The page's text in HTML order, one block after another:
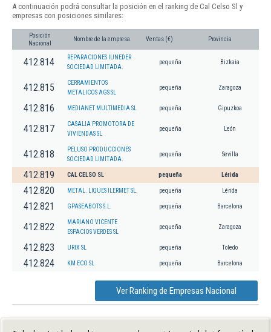
A continuación podrá consultar la posición en el ranking de Cal Celso Sl y
empresas con posiciones similares:
Posición
Nacional
Nombre de la empresa Ventas (€) Provincia
412.814
REPARACIONES IUNEDER
SOCIEDAD LIMITADA.
pequeña Bizkaia
412.815
CERRAMIENTOS
METALICOS AGS SL
pequeña Zaragoza
412.816 MEDIANET MULTIMEDIA SL pequeña Gipuzkoa
412.817
CASALIA PROMOTORA DE
VIVIENDAS SL
pequeña León
412.818
PELUSO PRODUCCIONES
SOCIEDAD LIMITADA.
pequeña Sevilla
412.819 CAL CELSO SL pequeña Lérida
412.820 METAL. LIQUES ILERMET SL. pequeña Lérida
412.821 GPASEABOTS S.L. pequeña Barcelona
412.822
MARIANO VICENTE
ESPACIOS VERDES SL
pequeña Zaragoza
412.823 URIX SL pequeña Toledo
412.824 KM ECO SL pequeña Barcelona
Ver Ranking de Empresas Nacional